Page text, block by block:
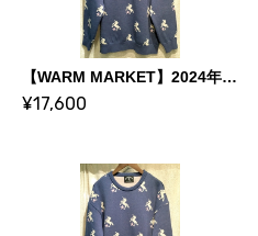
【WARM MARKET】2024年デザインセーター ユニコーンXLサイズ(デニム)
¥17,600